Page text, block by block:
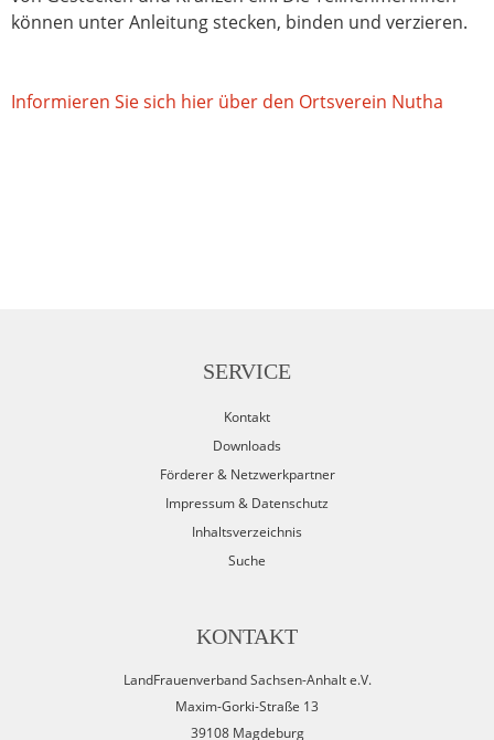
können unter Anleitung stecken, binden und verzieren.
Informieren Sie sich hier über den Ortsverein Nutha
SERVICE
Kontakt
Downloads
Förderer & Netzwerkpartner
Impressum & Datenschutz
Inhaltsverzeichnis
Suche
KONTAKT
LandFrauenverband Sachsen-Anhalt e.V.
Maxim-Gorki-Straße 13
39108 Magdeburg